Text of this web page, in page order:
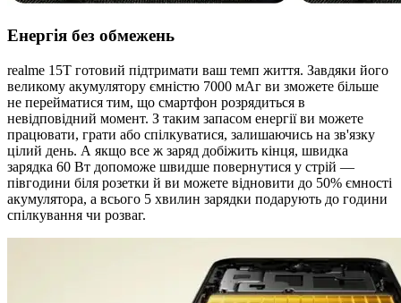
Енергія без обмежень
realme 15T готовий підтримати ваш темп життя. Завдяки його
великому акумулятору ємністю 7000 мАг ви зможете більше
не перейматися тим, що смартфон розрядиться в
невідповідний момент. З таким запасом енергії ви можете
працювати, грати або спілкуватися, залишаючись на зв'язку
цілий день. А якщо все ж заряд добіжить кінця, швидка
зарядка 60 Вт допоможе швидше повернутися у стрій —
півгодини біля розетки й ви можете відновити до 50% ємності
акумулятора, а всього 5 хвилин зарядки подарують до години
спілкування чи розваг.